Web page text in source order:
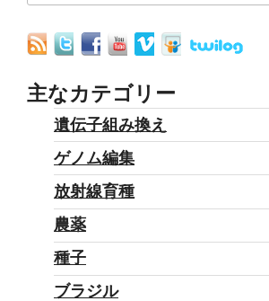
カ
ド
ミ
ウ
主なカテゴリー
遺伝子組み換え
ゲノム編集
放射線育種
農薬
種子
ブラジル